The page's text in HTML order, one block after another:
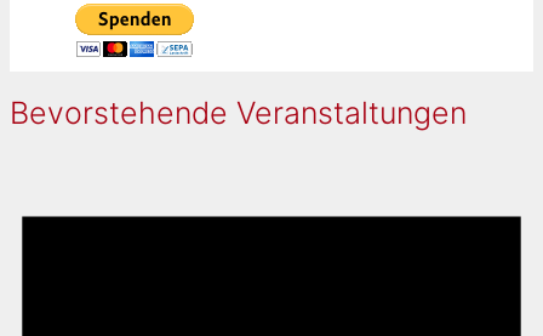
Bevorstehende Veranstaltungen